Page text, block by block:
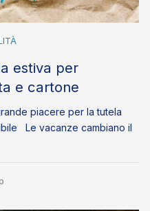
estiva per
e cartone
piacere per la tutela
Le vacanze cambiano il